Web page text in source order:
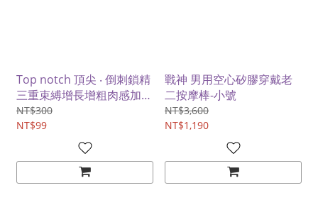
Top notch 頂尖 ‧ 倒刺鎖精
三重束縛增長增粗肉感加強
刺激套
NT$300
NT$99
戰神 男用空心矽膠穿戴老
二按摩棒-小號
NT$3,600
NT$1,190